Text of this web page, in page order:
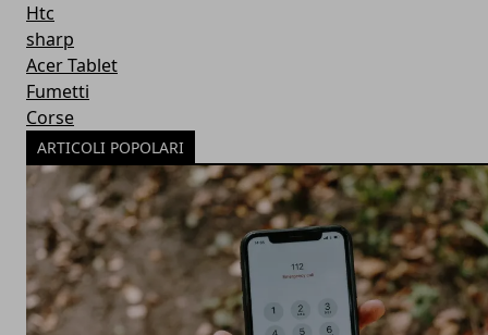
Htc
sharp
Acer Tablet
Fumetti
Corse
ARTICOLI POPOLARI